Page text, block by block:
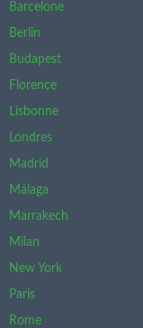
Barcelone
Berlin
Budapest
Florence
Lisbonne
Londres
Madrid
Málaga
Marrakech
Milan
New York
Paris
Rome